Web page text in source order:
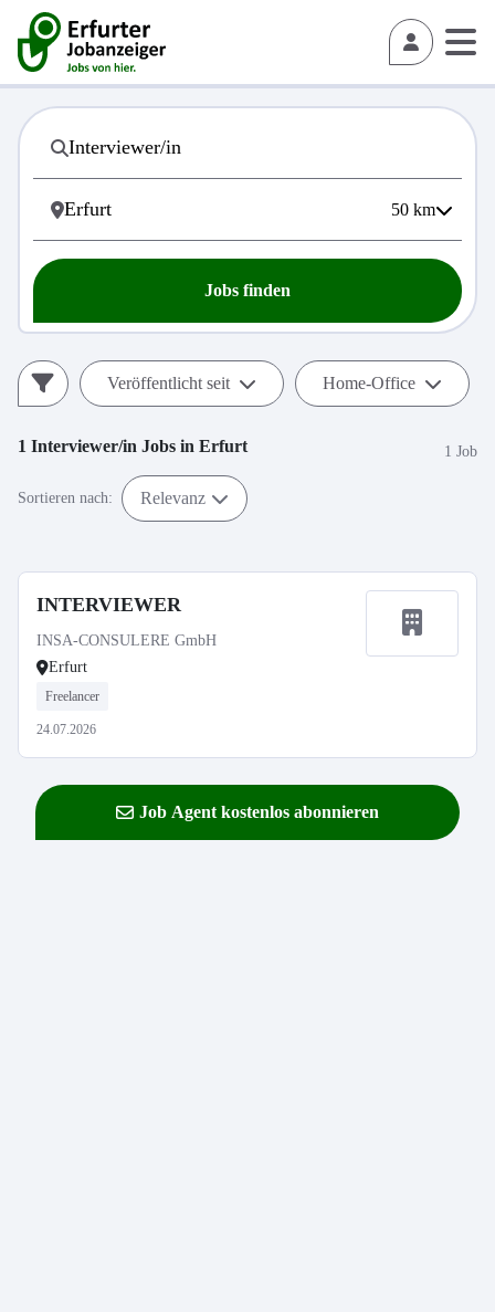
50 km
Jobs finden
Veröffentlicht seit Home-Office
1 Interviewer/in Jobs in Erfurt 1 Job
Sortieren nach: Relevanz
INTERVIEWER
INSA-CONSULERE GmbH
Erfurt
Freelancer
24.07.2026
Job Agent kostenlos abonnieren